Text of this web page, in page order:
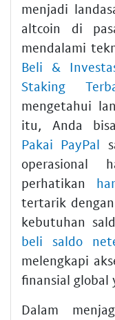
menjadi
altcoin di
mendalami
Beli &
Staking
mengetahui
itu, Anda
Pakai PayPal
operasional
perhatikan
tertarik
kebutuhan
beli saldo
melengkapi
finansial global
Dalam